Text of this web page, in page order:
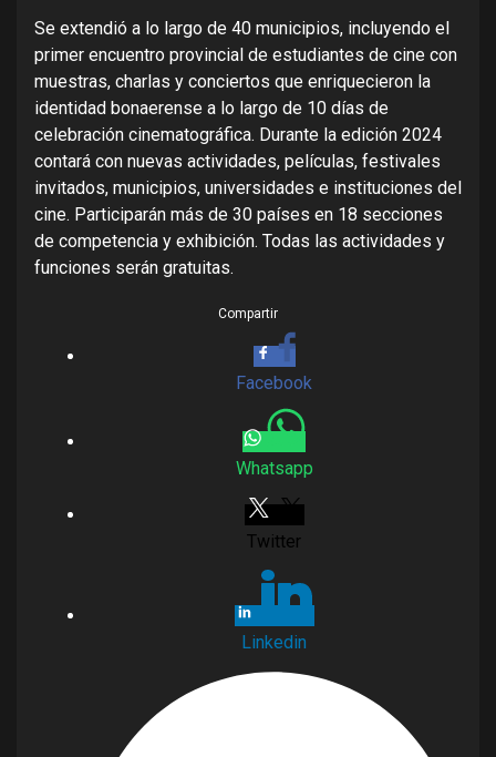
Se extendió a lo largo de 40 municipios, incluyendo el
primer encuentro provincial de estudiantes de cine con
muestras, charlas y conciertos que enriquecieron la
identidad bonaerense a lo largo de 10 días de
celebración cinematográfica. Durante la edición 2024
contará con nuevas actividades, películas, festivales
invitados, municipios, universidades e instituciones del
cine. Participarán más de 30 países en 18 secciones
de competencia y exhibición. Todas las actividades y
funciones serán gratuitas.
Compartir
Facebook
Whatsapp
Twitter
Linkedin